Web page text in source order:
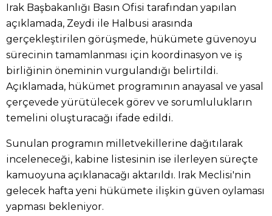
Irak Başbakanlığı Basın Ofisi tarafından yapılan
açıklamada, Zeydi ile Halbusi arasında
gerçekleştirilen görüşmede, hükümete güvenoyu
sürecinin tamamlanması için koordinasyon ve iş
birliğinin öneminin vurgulandığı belirtildi.
Açıklamada, hükümet programının anayasal ve yasal
çerçevede yürütülecek görev ve sorumlulukların
temelini oluşturacağı ifade edildi.
Sunulan programın milletvekillerine dağıtılarak
inceleneceği, kabine listesinin ise ilerleyen süreçte
kamuoyuna açıklanacağı aktarıldı. Irak Meclisi'nin
gelecek hafta yeni hükümete ilişkin güven oylaması
yapması bekleniyor.